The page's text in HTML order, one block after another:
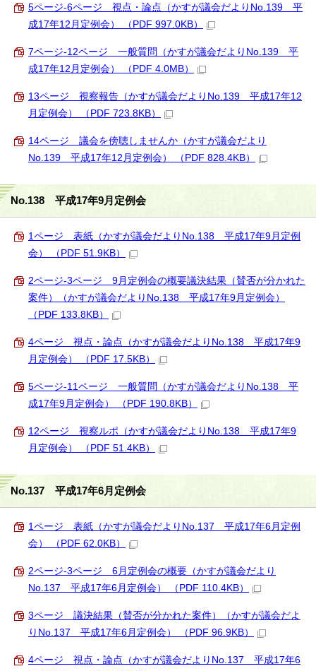
5ページ-6ページ 視点・論点（かすが議会だよりNo.139 平
成17年12月定例会） （PDF 997.0KB）
7ページ-12ページ 一般質問（かすが議会だよりNo.139 平
成17年12月定例会） （PDF 4.0MB）
13ページ 視察報告（かすが議会だよりNo.139 平成17年12
月定例会） （PDF 723.8KB）
14ページ 議会を傍聴しませんか（かすが議会だより
No.139 平成17年12月定例会） （PDF 828.4KB）
No.138 平成17年9月定例会
1ページ 表紙（かすが議会だよりNo.138 平成17年9月定例
会） （PDF 51.9KB）
2ページ-3ページ 9月定例会の概要議決結果（賛否が分かれた
案件）（かすが議会だよりNo.138 平成17年9月定例会）
（PDF 133.8KB）
4ページ 視点・論点（かすが議会だよりNo.138 平成17年9
月定例会） （PDF 17.5KB）
5ページ-11ページ 一般質問（かすが議会だよりNo.138 平
成17年9月定例会） （PDF 190.8KB）
12ページ 視察ルポ（かすが議会だよりNo.138 平成17年9
月定例会） （PDF 51.4KB）
No.137 平成17年6月定例会
1ページ 表紙（かすが議会だよりNo.137 平成17年6月定例
会） （PDF 62.0KB）
2ページ-3ページ 6月定例会の概要（かすが議会だより
No.137 平成17年6月定例会） （PDF 110.4KB）
3ページ 議決結果（賛否が分かれた案件）（かすが議会だよ
りNo.137 平成17年6月定例会） （PDF 96.9KB）
4ページ 視点・論点（かすが議会だよりNo.137 平成17年6